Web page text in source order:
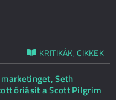
KRITIKÁK, CIKKEK
Seth
óriásit a Scott Pilgrim